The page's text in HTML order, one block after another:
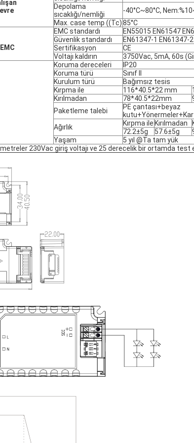
Depolama
sıcaklığı/nemliği
-40°C~80°C,
Max. case temp ((Tc)85°C
EMC standardı
EN55015 EN61547
Güvenlik standardı
EN61347-1 EN61347-
Sertifikasyon
CE
Voltajı kaldırın
3750Vac, 5mA, 60s
Koruma dereceleri
IP20
Koruma türü
Sınıf II
Kurulum türü
Bağımsız tesis
Kırpma ile
116*40.5*22 mm
Kırılmadan
78*40.5*22mm
Paketleme talebi
PE çantası+beyaz
Ağırlık
Kırpma ile Kırılmadan
72.2±5g
57.6±5g
Yaşam
5 yıl @Ta tam yük
230Vac giriş voltajı ve 25 derecelik bir ortamda test